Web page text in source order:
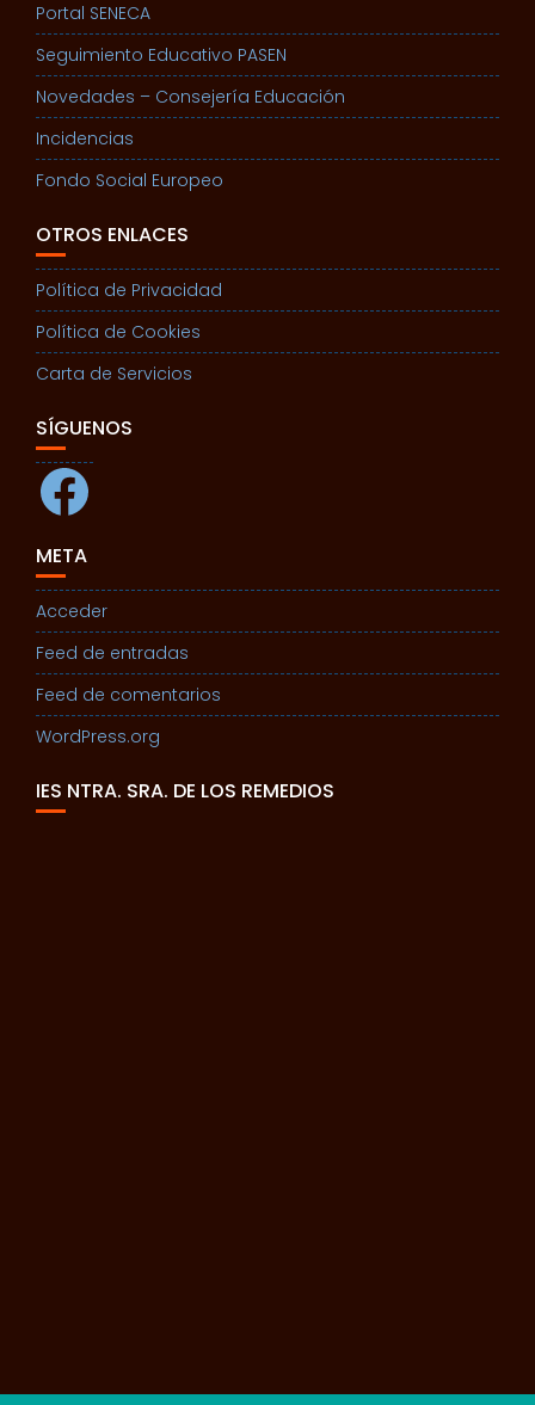
Portal SENECA
Seguimiento Educativo PASEN
Novedades – Consejería Educación
Incidencias
Fondo Social Europeo
OTROS ENLACES
Política de Privacidad
Política de Cookies
Carta de Servicios
SÍGUENOS
Facebook
META
Acceder
Feed de entradas
Feed de comentarios
WordPress.org
IES NTRA. SRA. DE LOS REMEDIOS